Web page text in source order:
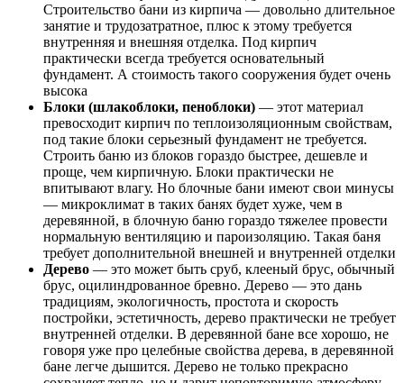
Строительство бани из кирпича — довольно длительное
занятие и трудозатратное, плюс к этому требуется
внутренняя и внешняя отделка. Под кирпич
практически всегда требуется основательный
фундамент. А стоимость такого сооружения будет очень
высока
Блоки (шлакоблоки, пеноблоки) — этот материал
превосходит кирпич по теплоизоляционным свойствам,
под такие блоки серьезный фундамент не требуется.
Строить баню из блоков гораздо быстрее, дешевле и
проще, чем кирпичную. Блоки практически не
впитывают влагу. Но блочные бани имеют свои минусы
— микроклимат в таких банях будет хуже, чем в
деревянной, в блочную баню гораздо тяжелее провести
нормальную вентиляцию и пароизоляцию. Такая баня
требует дополнительной внешней и внутренней отделки
Дерево — это может быть сруб, клееный брус, обычный
брус, оцилиндрованное бревно. Дерево — это дань
традициям, экологичность, простота и скорость
постройки, эстетичность, дерево практически не требует
внутренней отделки. В деревянной бане все хорошо, не
говоря уже про целебные свойства дерева, в деревянной
бане легче дышится. Дерево не только прекрасно